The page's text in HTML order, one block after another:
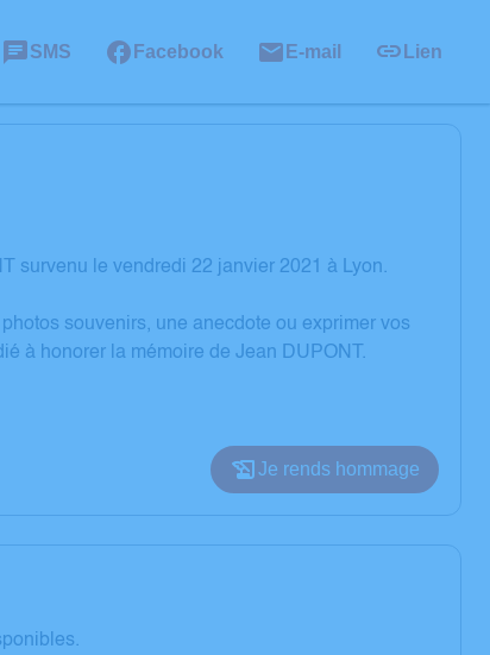
SMS Facebook E-mail Lien
survenu le vendredi 22 janvier 2021 à Lyon.
souvenirs, une anecdote ou exprimer vos
à honorer la mémoire de Jean DUPONT.
Je rends hommage